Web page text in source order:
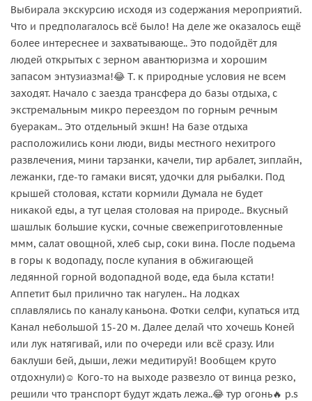
Выбирала экскурсию исходя из содержания мероприятий.
Что и предполагалось всё было! На деле же оказалось ещё
более интереснее и захватывающе.. Это подойдёт для
людей открытых с зерном авантюризма и хорошим
запасом энтузиазма!😂 Т. к природные условия не всем
заходят. Начало с заезда трансфера до базы отдыха, с
экстремальным микро переездом по горным речным
буеракам.. Это отдельный экшн! На базе отдыха
расположились кони люди, виды местного нехитрого
развлечения, мини тарзанки, качели, тир арбалет, зиплайн,
лежанки, где-то гамаки висят, удочки для рыбалки. Под
крышей столовая, кстати кормили Думала не будет
никакой еды, а тут целая столовая на природе.. Вкусный
шашлык большие куски, сочные свежеприготовленные
ммм, салат овощной, хлеб сыр, соки вина. После подьема
в горы к водопаду, после купания в обжигающей
ледянной горной водопадной воде, еда была кстати!
Аппетит был прилично так нагулен.. На лодках
сплавлялись по каналу каньона. Фотки селфи, купаться итд
Канал небольшой 15-20 м. Далее делай что хочешь Коней
или лук натягивай, или по очереди или всё сразу. Или
баклуши бей, дыши, лежи медитируй! Вообщем круто
отдохнули)☺️ Кого-то на выходе развезло от винца резко,
решили что транспорт будут ждать лежа..😂 тур огонь🔥 p.s